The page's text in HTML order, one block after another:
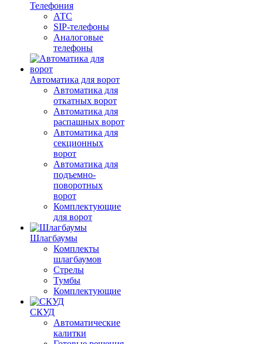
Телефония
АТС
SIP-телефоны
Аналоговые
телефоны
Автоматика для ворот
Автоматика для
откатных ворот
Автоматика для
распашных ворот
Автоматика для
секционных
ворот
Автоматика для
подъемно-
поворотных
ворот
Комплектующие
для ворот
Шлагбаумы
Комплекты
шлагбаумов
Стрелы
Тумбы
Комплектующие
СКУД
Автоматические
калитки